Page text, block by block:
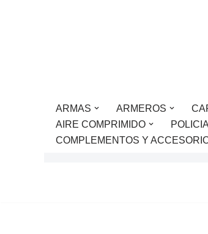
ARMAS ARMEROS
AIRE COMPRIMIDO
COMPLEMENTOS Y